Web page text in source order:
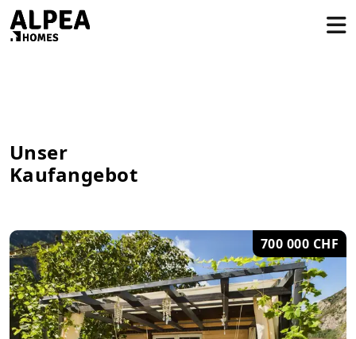
Unser
Kaufangebot
700 000 CHF